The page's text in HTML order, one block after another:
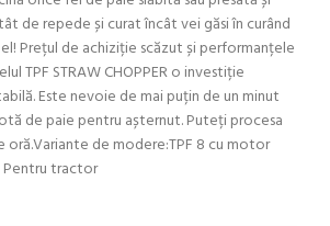
de repede și curat încât vei găsi în curând
Prețul de achiziție scăzut și performanțele
TPF STRAW CHOPPER o investiție
Este nevoie de mai puțin de un minut
de paie pentru așternut. Puteți procesa
oră.Variante de modere:TPF 8 cu motor
Pentru tractor